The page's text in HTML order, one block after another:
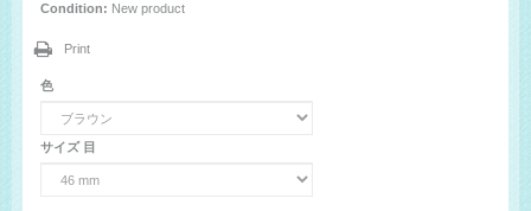
Condition: New product
Print
色
サイズ 目